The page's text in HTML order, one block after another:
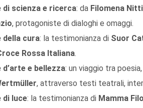
di scienza e ricerca: da Filomena
, protagoniste di dialoghi e omaggi.
della cura: la testimonianza di Suor
Rossa Italiana.
d’arte e bellezza: un viaggio tra
, attraverso testi teatrali,
di luce: la testimonianza di Mamma